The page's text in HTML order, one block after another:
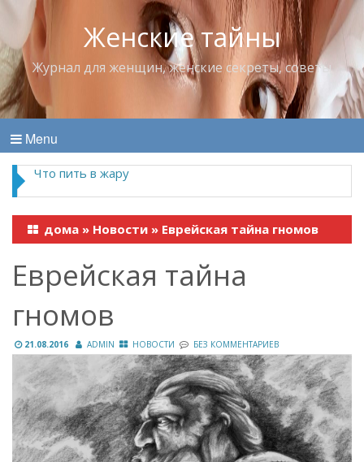
Женские тайны
Журнал для женщин, женские секреты, советы
Menu
Что пить в жару
дома » Новости » Еврейская тайна гномов
Еврейская тайна
гномов
21.08.2016 ADMIN НОВОСТИ БЕЗ КОММЕНТАРИЕВ